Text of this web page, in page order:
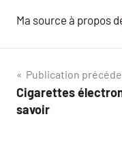
Ma source à propos
Navigation
de
Publication
Cigarettes
savoir